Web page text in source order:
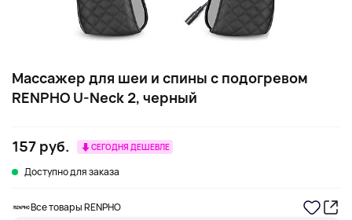
Массажер для шеи и спины с подогревом
RENPHO U-Neck 2, черный
157 руб. СЕГОДНЯ ДЕШЕВЛЕ
Доступно для заказа
Все товары RENPHO